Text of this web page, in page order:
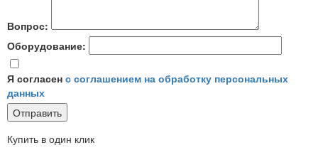
Вопрос:
Оборудование:
Я согласен с соглашением на обработку персональных
данных
Купить в один клик